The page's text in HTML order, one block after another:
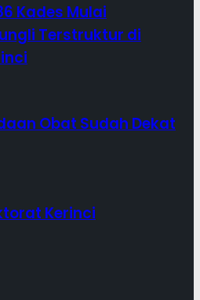
Kades Mulai
Terstruktur di
Obat Sudah Dekat
Kerinci